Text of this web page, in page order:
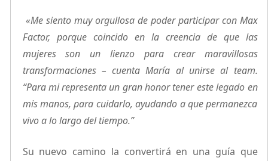
«Me siento muy orgullosa de poder participar con Max
Factor, porque coincido en la creencia de que las
mujeres son un lienzo para crear maravillosas
transformaciones – cuenta María al unirse al team.
“Para mi representa un gran honor tener este legado en
mis manos, para cuidarlo, ayudando a que permanezca
vivo a lo largo del tiempo.”
Su nuevo camino la convertirá en una guía que